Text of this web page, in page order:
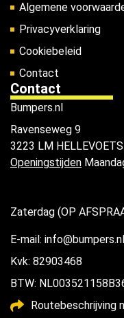
Algemene
Privacyverklaring
Cookiebeleid
Contact
Contact
Bumpers.nl
Ravenseweg 9
3223 LM
Openingstijden
Zaterdag (OP
E-mail: info@bumpers.nl
Kvk: 82903468
BTW:
Routebeschrijving